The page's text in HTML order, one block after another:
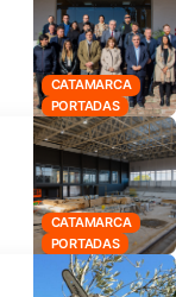
CATAMARCA
PORTADAS
CATAMARCA
PORTADAS